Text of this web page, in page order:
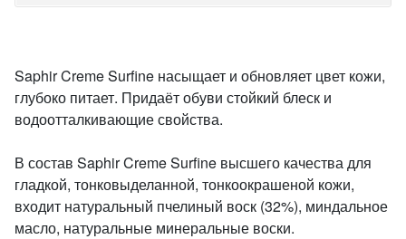
Saphir Creme Surfine насыщает и обновляет цвет кожи,
глубоко питает. Придаёт обуви стойкий блеск и
водоотталкивающие свойства.
В состав Saphir Creme Surfine высшего качества для
гладкой, тонковыделанной, тонкоокрашеной кожи,
входит натуральный пчелиный воск (32%), миндальное
масло, натуральные минеральные воски.